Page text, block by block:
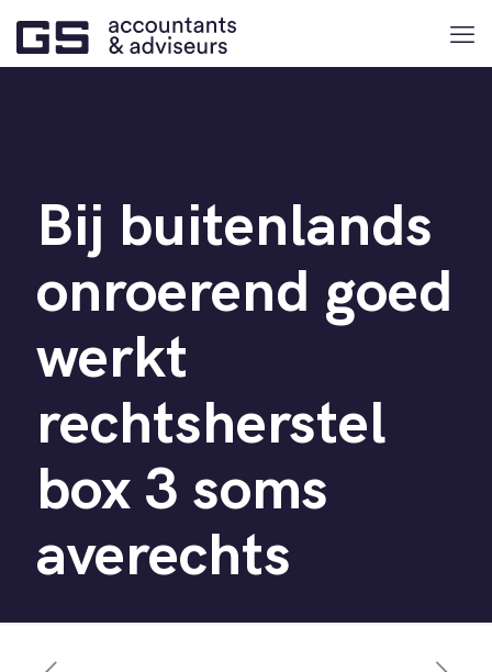
Bij buitenlands
onroerend goed
werkt
rechtsherstel
box 3 soms
averechts